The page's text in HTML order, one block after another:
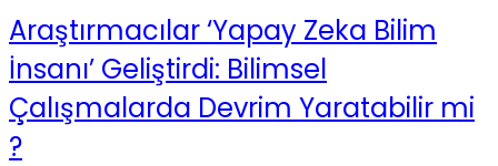
Araştırmacılar ‘Yapay Zeka Bilim
İnsanı’ Geliştirdi: Bilimsel
Çalışmalarda Devrim Yaratabilir mi
?